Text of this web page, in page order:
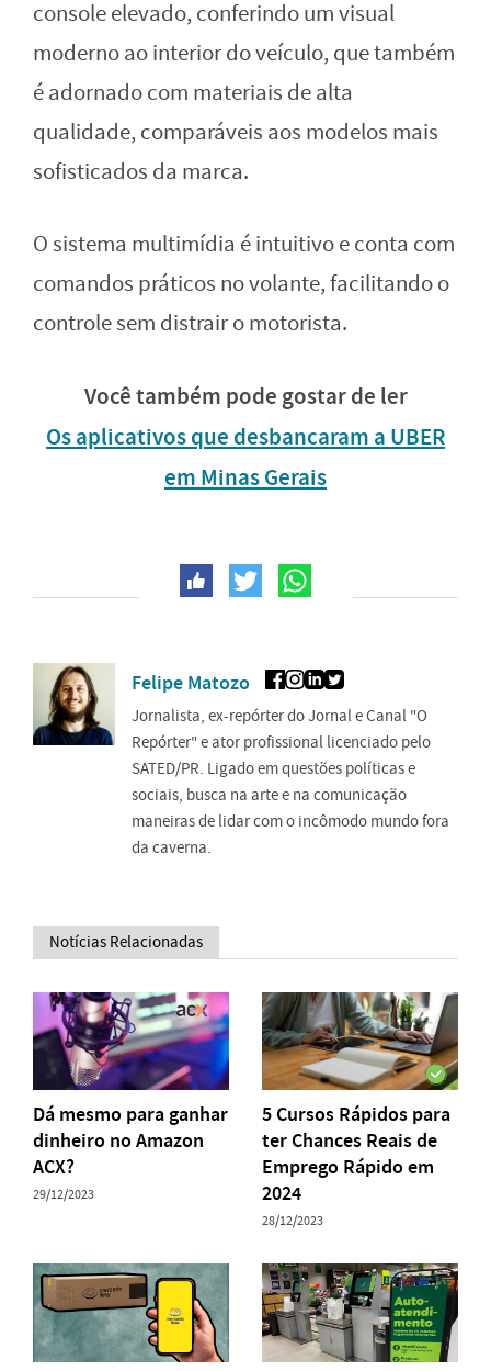
console elevado, conferindo um visual
moderno ao interior do veículo, que também
é adornado com materiais de alta
qualidade, comparáveis aos modelos mais
sofisticados da marca.
O sistema multimídia é intuitivo e conta com
comandos práticos no volante, facilitando o
controle sem distrair o motorista.
Você também pode gostar de ler
Os aplicativos que desbancaram a UBER
em Minas Gerais
Felipe Matozo
Jornalista, ex-repórter do Jornal e Canal "O
Repórter" e ator profissional licenciado pelo
SATED/PR. Ligado em questões políticas e
sociais, busca na arte e na comunicação
maneiras de lidar com o incômodo mundo fora
da caverna.
Notícias Relacionadas
Dá mesmo para ganhar
dinheiro no Amazon
ACX?
29/12/2023
5 Cursos Rápidos para
ter Chances Reais de
Emprego Rápido em
2024
28/12/2023